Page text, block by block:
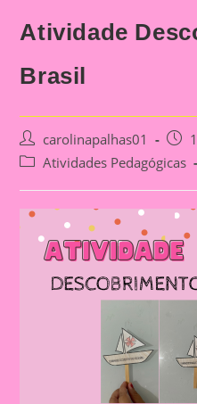
Atividade
Brasil
Post
author:
carolinapalhas01
Post
PostAtividades Pedagógicas